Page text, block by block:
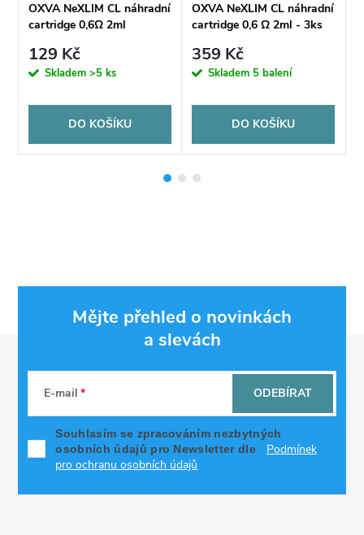
OXVA NeXLIM CL náhradní
cartridge 0,6Ω 2ml
129 Kč
Skladem>5 ks
DO KOŠÍKU
OXVA NeXLIM CL náhradní
cartridge 0,6 Ω 2ml - 3ks
359 Kč
Skladem 5 balení
DO KOŠÍKU
Mějte přehled o novinkách
a slevách
E-mail
Souhlasím se zpracováním nezbytných
osobních údajů pro Newsletter dle
Podmínek
pro ochranu osobních údajů
ODEBÍRAT